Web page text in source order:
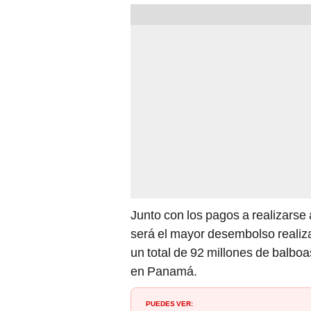
Junto con los pagos a
será el mayor desembolso
un total de 92 millones de
en Panamá.
PUEDES VER: